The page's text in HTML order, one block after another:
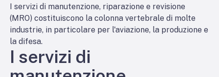
I servizi di manutenzione, riparazione e revisione
(MRO) costituiscono la colonna vertebrale di molte
industrie, in particolare per l'aviazione, la produzione e
la difesa.
I servizi di